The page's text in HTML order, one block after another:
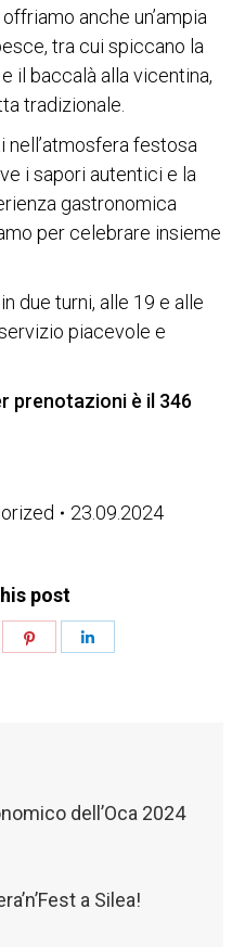
anche un’ampia
tra cui spiccano la
il baccalà alla vicentina,
tradizionale.
festosa
i sapori autentici e la
gastronomica
per celebrare insieme
due turni, alle 19 e alle
piacevole e
prenotazioni è il 346
23.09.2024
post
Condividi
dell’Oca 2024
a Silea!